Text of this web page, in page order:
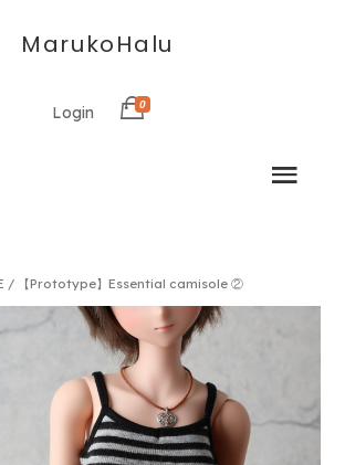
MarukoHalu
Login 0
/ 【Prototype】Essential camisole ②